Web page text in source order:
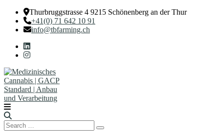
Thurbruggstrasse 4 9215 Schönenberg an der Thur
+41(0) 71 642 10 91
info@tbfarming.ch
Search
for:
Search